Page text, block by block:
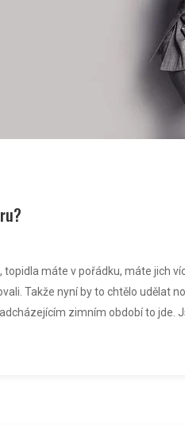
máte v pořádku, máte jich
Takže nyní by to chtělo udělat
zimním období to jde.